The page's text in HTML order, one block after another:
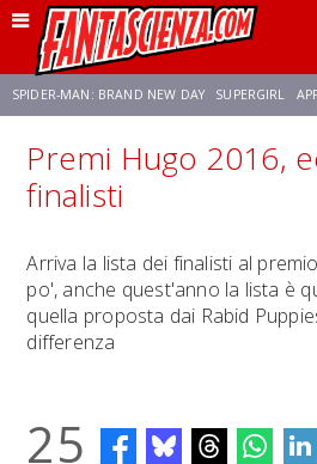
SPIDER-MAN: BRAND NEW DAY SUPERGIRL
FRANCO RICCIARDIELLO ZENDAYA STAR TREK
Premi Hugo 2016,
finalisti
Arriva la lista dei finalisti al
po', anche quest'anno la lista è
quella proposta dai Rabid
differenza
25